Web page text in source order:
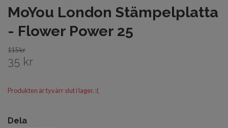
MoYou London Stämpelplatta
- Flower Power 25
115 kr
35 kr
Produkten är tyvärr slut i lager. :(
Dela